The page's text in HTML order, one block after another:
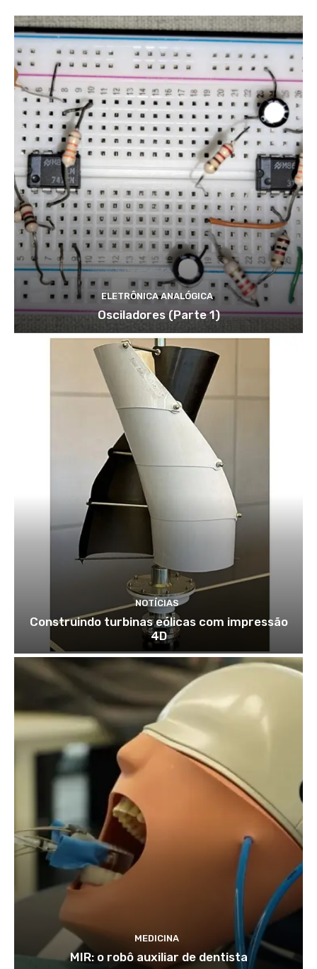
ELETRÔNICA ANALÓGICA
Osciladores (Parte 1)
NOTÍCIAS
Construindo turbinas eólicas com impressão
4D
MEDICINA
MIR: o robô auxiliar de dentista